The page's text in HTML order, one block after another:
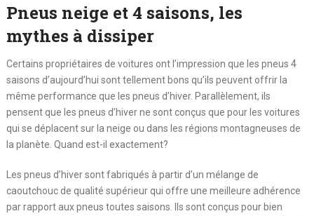
Pneus neige et 4 saisons, les
mythes à dissiper
Certains propriétaires de voitures ont l’impression que les pneus 4
saisons d’aujourd’hui sont tellement bons qu’ils peuvent offrir la
même performance que les pneus d’hiver. Parallèlement, ils
pensent que les pneus d’hiver ne sont conçus que pour les voitures
qui se déplacent sur la neige ou dans les régions montagneuses de
la planète. Quand est-il exactement?
Les pneus d’hiver sont fabriqués à partir d’un mélange de
caoutchouc de qualité supérieur qui offre une meilleure adhérence
par rapport aux pneus toutes saisons. Ils sont conçus pour bien